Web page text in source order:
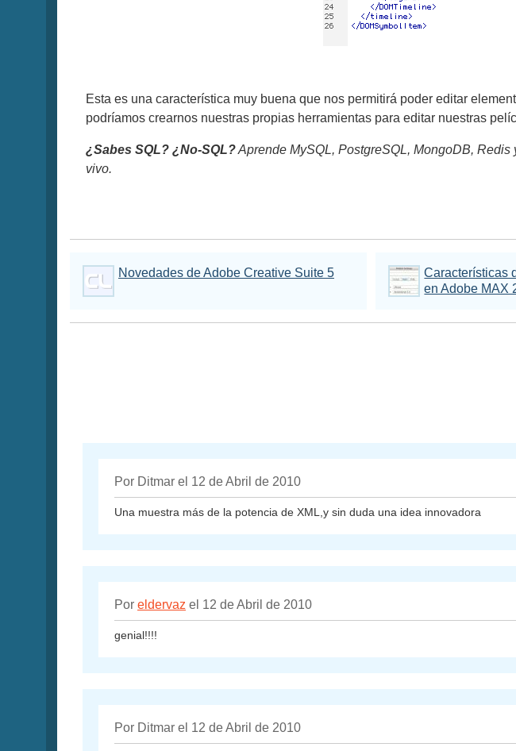
Esta es una característica muy buena que nos permitirá poder editar
podríamos crearnos nuestras propias herramientas para editar nuestras
¿Sabes SQL? ¿No-SQL?Aprende MySQL, PostgreSQL, MongoDB, Redis
vivo.
Novedades de Adobe Creative Suite 5
Características
en Adobe MAX
Por Ditmar el 12 de Abril de 2010
Una muestra más de la potencia de XML,y sin duda una idea innovadora
Por eldervaz el 12 de Abril de 2010
genial!!!!
Por Ditmar el 12 de Abril de 2010